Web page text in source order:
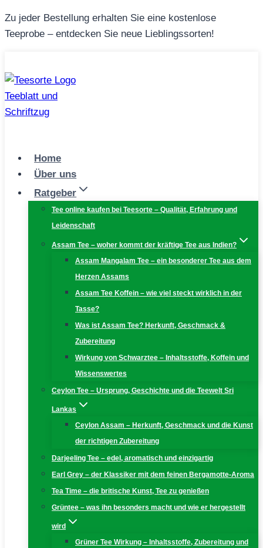
Zum
Inhalt
Zu jeder Bestellung erhalten Sie eine kostenlose
Teeprobe – entdecken Sie neue Lieblingssorten!
Home
Über uns
Ratgeber
Tee online kaufen bei Teesorte – Qualität, Erfahrung und
Leidenschaft
Assam Tee – woher kommt der kräftige Tee aus Indien?
Assam Mangalam Tee – ein besonderer Tee aus dem
Herzen Assams
Assam Tee Koffein – wie viel steckt wirklich in der
Tasse?
Was ist Assam Tee? Herkunft, Geschmack &
Zubereitung
Wirkung von Schwarztee – Inhaltsstoffe, Koffein und
Wissenswertes
Ceylon Tee – Ursprung, Geschichte und die Teewelt Sri
Lankas
Ceylon Assam – Herkunft, Geschmack und die Kunst
der richtigen Zubereitung
Darjeeling Tee – edel, aromatisch und einzigartig
Earl Grey – der Klassiker mit dem feinen Bergamotte-Aroma
Tea Time – die britische Kunst, Tee zu genießen
Grüntee – was ihn besonders macht und wie er hergestellt
wird
Grüner Tee Wirkung – Inhaltsstoffe, Zubereitung und